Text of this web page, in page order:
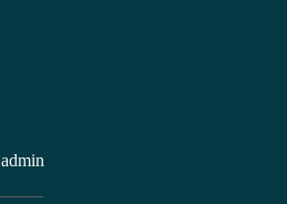
admin